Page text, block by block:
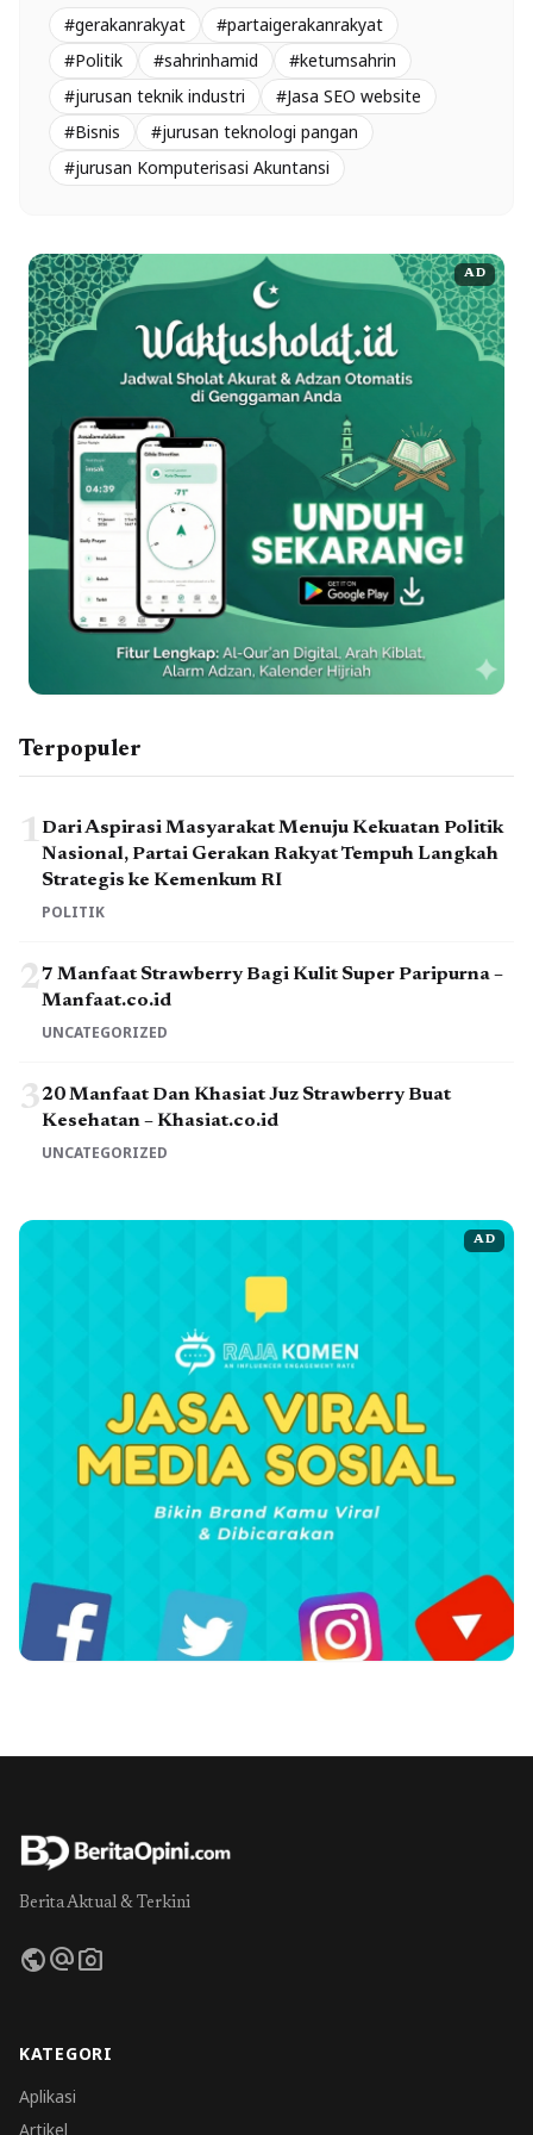
#gerakanrakyat
#partaigerakanrakyat
#Politik
#sahrinhamid
#ketumsahrin
#jurusan teknik industri
#Jasa SEO website
#Bisnis
#jurusan teknologi pangan
#jurusan Komputerisasi Akuntansi
AD
Terpopuler
1 Dari Aspirasi Masyarakat Menuju Kekuatan Politik
Nasional, Partai Gerakan Rakyat Tempuh Langkah
Strategis ke Kemenkum RI
POLITIK
27 Manfaat Strawberry Bagi Kulit Super Paripurna –
Manfaat.co.id
UNCATEGORIZED
320 Manfaat Dan Khasiat Juz Strawberry Buat
Kesehatan – Khasiat.co.id
UNCATEGORIZED
AD
Berita Aktual & Terkini
publicalternate_emailphoto_camera
KATEGORI
Aplikasi
Artikel